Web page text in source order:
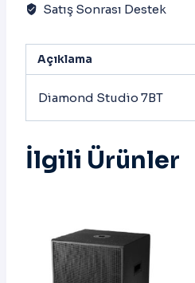
Satış Sonrası Destek
Açıklama
Diamond Studio 7BT
İlgili Ürünler